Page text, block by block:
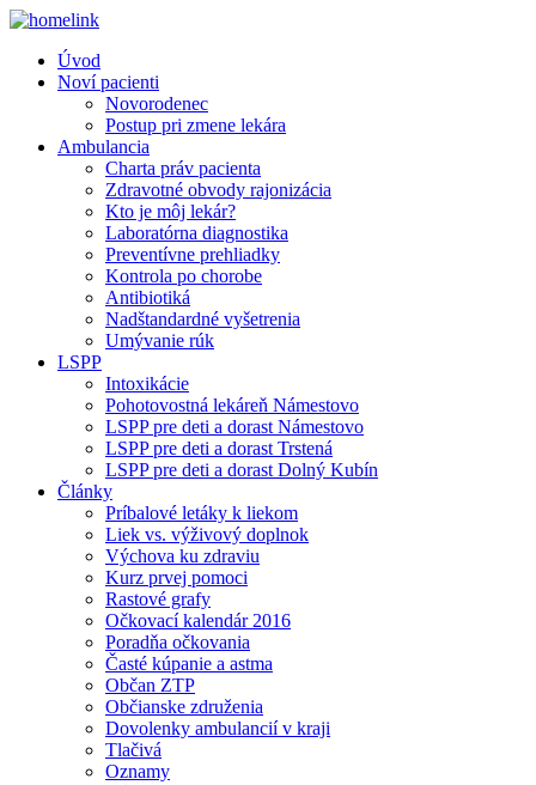
Úvod
Noví pacienti
Novorodenec
Postup pri zmene lekára
Ambulancia
Charta práv pacienta
Zdravotné obvody rajonizácia
Kto je môj lekár?
Laboratórna diagnostika
Preventívne prehliadky
Kontrola po chorobe
Antibiotiká
Nadštandardné vyšetrenia
Umývanie rúk
LSPP
Intoxikácie
Pohotovostná lekáreň Námestovo
LSPP pre deti a dorast Námestovo
LSPP pre deti a dorast Trstená
LSPP pre deti a dorast Dolný Kubín
Články
Príbalové letáky k liekom
Liek vs. výživový doplnok
Výchova ku zdraviu
Kurz prvej pomoci
Rastové grafy
Očkovací kalendár 2016
Poradňa očkovania
Časté kúpanie a astma
Občan ZTP
Občianske združenia
Dovolenky ambulancií v kraji
Tlačivá
Oznamy